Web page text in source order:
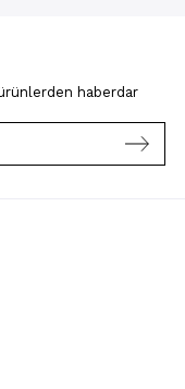
haberdar